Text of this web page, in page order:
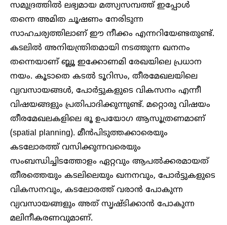
സമുദ്രത്തിൽ ലഭ്യമായ മത്സ്യസമ്പത്ത് ഇപ്പോൾ
തന്നെ അമിത ചൂഷണം നേരിടുന്ന
സാഹചര്യത്തിലാണ് ഈ നീക്കം എന്നറിയേണ്ടതുണ്ട്.
കടലിൽ അനിയന്ത്രിതമായി നടത്തുന്ന ഖനനം
തന്നെയാണ് ബ്ലൂ ഇക്കോണമി രേഖയിലെ പ്രധാന
നയം. കൂടാതെ കടൽ ടൂറിസം, തീരമേഖലയിലെ
വ്യവസായങ്ങൾ, പോർട്ടുകളുടെ വികസനം എന്നീ
വിഷയങ്ങളും പ്രതിപാദിക്കുന്നുണ്ട്. മറ്റൊരു വിഷയം
തീരമേഖലകളിലെ ഭൂ ഉപയോഗ ആസൂത്രണമാണ്
(spatial planning). മീൻപിടുത്തക്കാരെയും
കടലോരത്ത് വസിക്കുന്നവരെയും
സംബന്ധിച്ചിടത്തോളം ഏറ്റവും ആപൽക്കരമായത്
തീരത്തെയും കടലിലെയും ഖനനവും, പോർട്ടുകളുടെ
വികസനവും, കടലോരത്ത് വരാൻ പോകുന്ന
വ്യവസായങ്ങളും അത് സൃഷ്ടിക്കാൻ പോകുന്ന
മലിനീകരണവുമാണ്.